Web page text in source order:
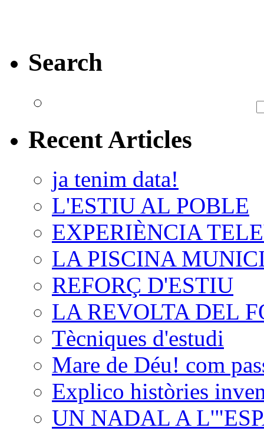
Search
Recent Articles
ja tenim data!
L'ESTIU AL POBLE
EXPERIÈNCIA
LA PISCINA
REFORÇ D'ESTIU
LA REVOLTA DEL
Tècniques d'estudi
Mare de Déu! com
Explico històries
UN NADAL A